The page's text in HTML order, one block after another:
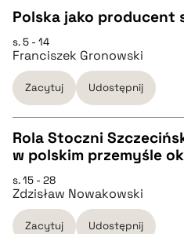
Polska jako producent
s. 5 - 14
Franciszek Gronowski
Zacytuj Udostępnij
CZYSTY TEKST
pobierz cytat
Rola Stoczni
w polskim przemyśle
s. 15 - 28
Zdzisław Nowakowski
Zacytuj Udostępnij